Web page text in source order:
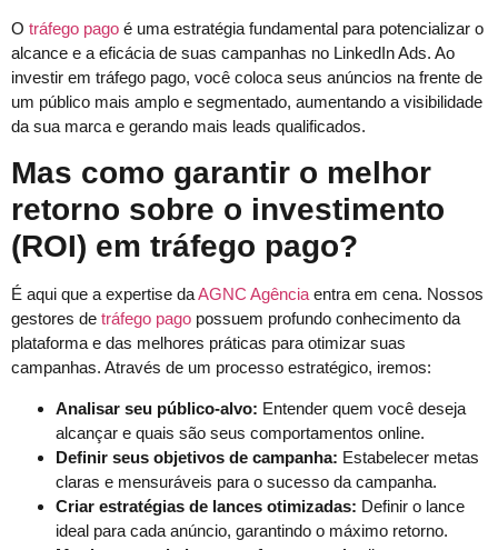
O tráfego pago é uma estratégia fundamental para potencializar o
alcance e a eficácia de suas campanhas no LinkedIn Ads. Ao
investir em tráfego pago, você coloca seus anúncios na frente de
um público mais amplo e segmentado, aumentando a visibilidade
da sua marca e gerando mais leads qualificados.
Mas como garantir o melhor
retorno sobre o investimento
(ROI) em tráfego pago?
É aqui que a expertise daAGNC Agênciaentra em cena. Nossos
gestores de tráfego pago possuem profundo conhecimento da
plataforma e das melhores práticas para otimizar suas
campanhas. Através de um processo estratégico, iremos:
Analisar seu público-alvo: Entender quem você deseja
alcançar e quais são seus comportamentos online.
Definir seus objetivos de campanha: Estabelecer metas
claras e mensuráveis para o sucesso da campanha.
Criar estratégias de lances otimizadas: Definir o lance
ideal para cada anúncio, garantindo o máximo retorno.